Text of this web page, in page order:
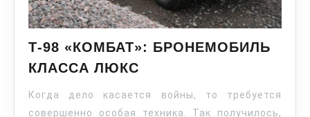
Т-98 «КОМБАТ»: БРОНЕМОБИЛЬ
КЛАССА ЛЮКС
Когда дело касается войны, то требуется
совершенно особая техника. Так получилось,